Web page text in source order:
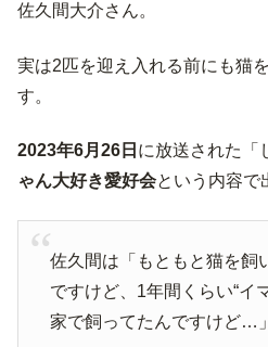
佐久間大介さん。
実は2匹を迎え入れる前にも猫
す。
2023年6月26日 に放送された「
ゃん大好き愛好会という内容で
佐久間は「もともと猫を飼
ですけど、1年間くらい“イ
家で飼ってたんですけど…